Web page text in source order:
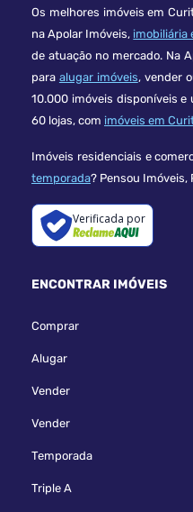
Os melhores imóveis em
na Apolar Imóveis, imobiliária
de atuação no mercado. Na
para alugar imóveis, vender
10.000 imóveis disponíveis
60 lojas, com imóveis em
Imóveis residenciais e
temporada? Pensou Imóveis,
Verificada por
ENCONTRAR IMÓVEIS
Comprar
Alugar
Vender
Vender
Temporada
Triple A